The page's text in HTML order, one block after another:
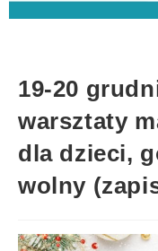
19-20
warsztaty
dla dzieci,
wolny